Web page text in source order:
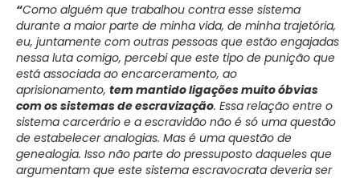
“Como alguém que trabalhou contra esse sistema
durante a maior parte de minha vida, de minha trajetória,
eu, juntamente com outras pessoas que estão engajadas
nessa luta comigo, percebi que este tipo de punição que
está associada ao encarceramento, ao
aprisionamento, tem mantido ligações muito óbvias
com os sistemas de escravização. Essa relação entre o
sistema carcerário e a escravidão não é só uma questão
de estabelecer analogias. Mas é uma questão de
genealogia. Isso não parte do pressuposto daqueles que
argumentam que este sistema escravocrata deveria ser